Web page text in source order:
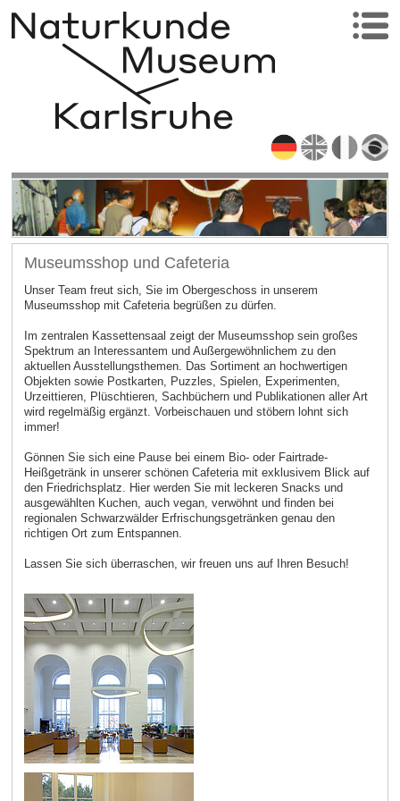
Museumsshop und Cafeteria
Unser Team freut sich, Sie im Obergeschoss in unserem
Museumsshop mit Cafeteria begrüßen zu dürfen.
Im zentralen Kassettensaal zeigt der Museumsshop sein großes
Spektrum an Interessantem und Außergewöhnlichem zu den
aktuellen Ausstellungsthemen. Das Sortiment an hochwertigen
Objekten sowie Postkarten, Puzzles, Spielen, Experimenten,
Urzeittieren, Plüschtieren, Sachbüchern und Publikationen aller Art
wird regelmäßig ergänzt. Vorbeischauen und stöbern lohnt sich
immer!
Gönnen Sie sich eine Pause bei einem Bio- oder Fairtrade-
Heißgetränk in unserer schönen Cafeteria mit exklusivem Blick auf
den Friedrichsplatz. Hier werden Sie mit leckeren Snacks und
ausgewählten Kuchen, auch vegan, verwöhnt und finden bei
regionalen Schwarzwälder Erfrischungsgetränken genau den
richtigen Ort zum Entspannen.
Lassen Sie sich überraschen, wir freuen uns auf Ihren Besuch!